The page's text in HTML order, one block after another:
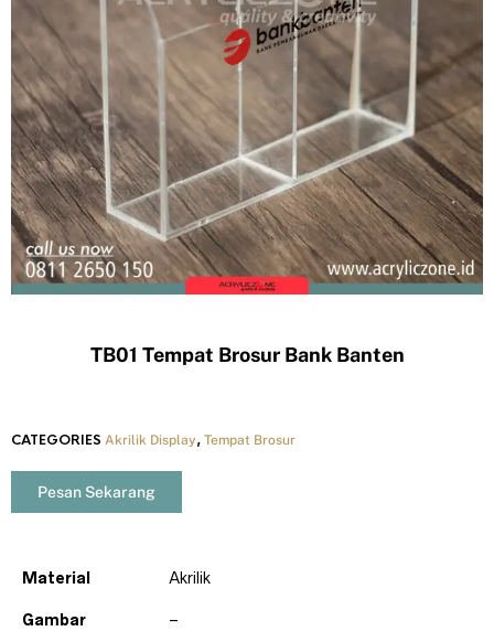
TB01 Tempat Brosur Bank Banten
CATEGORIES Akrilik Display, Tempat Brosur
Pesan Sekarang
Material Akrilik
Gambar –